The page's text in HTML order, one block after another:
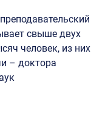
свыше двух
человек, из них
– доктора